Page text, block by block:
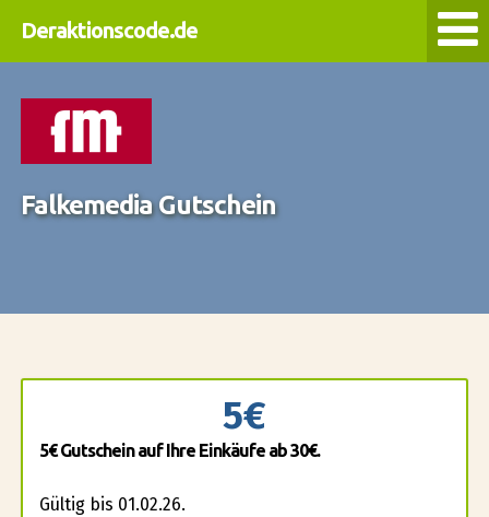
Deraktionscode.de
Falkemedia Gutschein
5€
5€ Gutschein auf Ihre Einkäufe ab 30€.
Gültig bis 01.02.26.